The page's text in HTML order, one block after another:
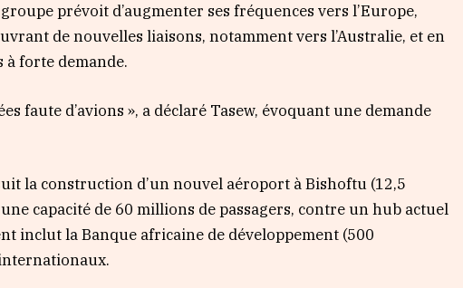
prévoit d’augmenter ses fréquences vers l’Europe,
de nouvelles liaisons, notamment vers l’Australie, et en
forte demande.
faute d’avions », a déclaré Tasew, évoquant une demande
la construction d’un nouvel aéroport à Bishoftu (12,5
capacité de 60 millions de passagers, contre un hub actuel
inclut la Banque africaine de développement (500